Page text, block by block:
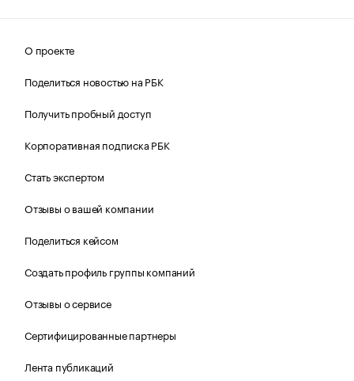
О проекте
Поделиться новостью на РБК
Получить пробный доступ
Корпоративная подписка РБК
Стать экспертом
Отзывы о вашей компании
Поделиться кейсом
Создать профиль группы компаний
Отзывы о сервисе
Сертифицированные партнеры
Лента публикаций